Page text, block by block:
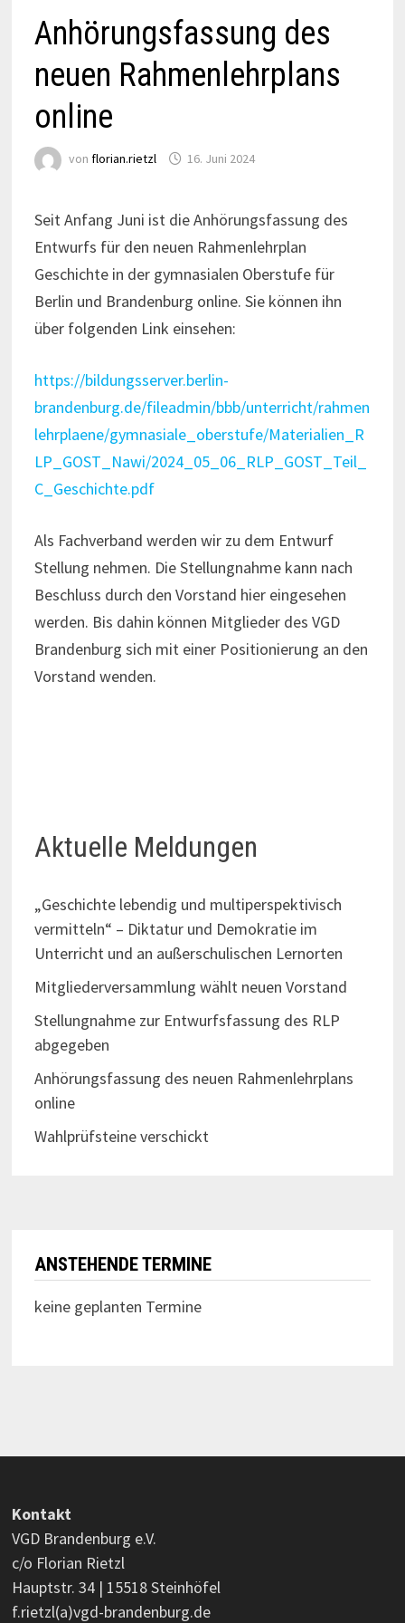
Anhörungsfassung des
neuen Rahmenlehrplans
online
von florian.rietzl 16. Juni 2024
Seit Anfang Juni ist die Anhörungsfassung des
Entwurfs für den neuen Rahmenlehrplan
Geschichte in der gymnasialen Oberstufe für
Berlin und Brandenburg online. Sie können ihn
über folgenden Link einsehen:
https://bildungsserver.berlin-
brandenburg.de/fileadmin/bbb/unterricht/rahmen
lehrplaene/gymnasiale_oberstufe/Materialien_R
LP_GOST_Nawi/2024_05_06_RLP_GOST_Teil_
C_Geschichte.pdf
Als Fachverband werden wir zu dem Entwurf
Stellung nehmen. Die Stellungnahme kann nach
Beschluss durch den Vorstand hier eingesehen
werden. Bis dahin können Mitglieder des VGD
Brandenburg sich mit einer Positionierung an den
Vorstand wenden.
Aktuelle Meldungen
„Geschichte lebendig und multiperspektivisch
vermitteln“ – Diktatur und Demokratie im
Unterricht und an außerschulischen Lernorten
Mitgliederversammlung wählt neuen Vorstand
Stellungnahme zur Entwurfsfassung des RLP
abgegeben
Anhörungsfassung des neuen Rahmenlehrplans
online
Wahlprüfsteine verschickt
ANSTEHENDE TERMINE
keine geplanten Termine
Kontakt
VGD Brandenburg e.V.
c/o Florian Rietzl
Hauptstr. 34 | 15518 Steinhöfel
f.rietzl(a)vgd-brandenburg.de